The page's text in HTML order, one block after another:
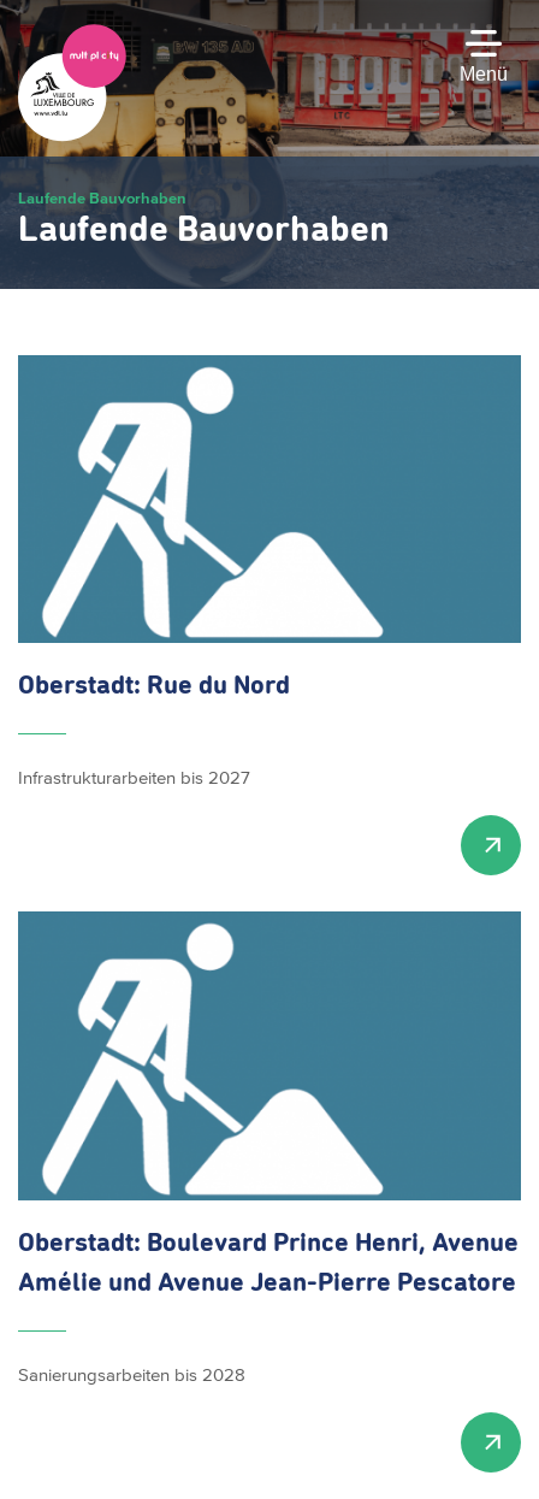
Zum
Hauptinhalt
gehen
Menü
Laufende Bauvorhaben
Laufende Bauvorhaben
Oberstadt: Rue du Nord
Infrastrukturarbeiten bis 2027
Oberstadt: Boulevard Prince Henri, Avenue
Amélie und Avenue Jean-Pierre Pescatore
Sanierungsarbeiten bis 2028